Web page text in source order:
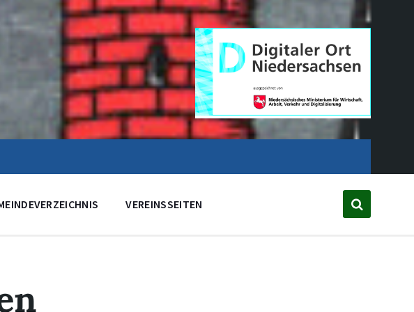
VEREINSSEITEN